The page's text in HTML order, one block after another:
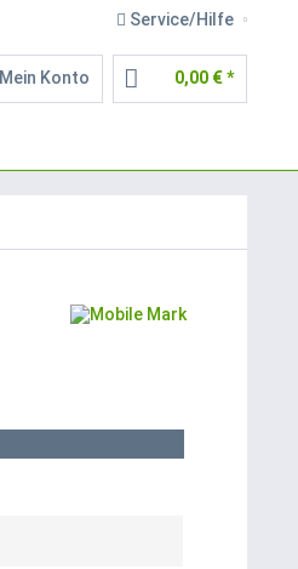
Service/Hilfe
Mein Konto 0,00 € *